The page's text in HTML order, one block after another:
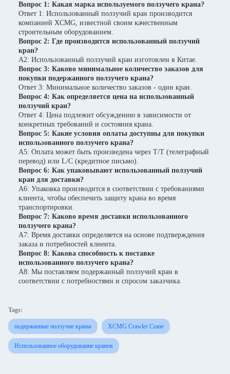
Вопрос 1: Какая марка используемого ползучего крана?
Ответ 1: Использованный ползучий кран производится
компанией XCMG, известной своим качественным
строительным оборудованием.
Вопрос 2: Где производится использованный ползучий
кран?
A2: Использованный ползучий кран изготовлен в Китае.
Вопрос 3: Каково минимальное количество заказов для
покупки подержанного ползучего крана?
Ответ 3: Минимальное количество заказов - один кран.
Вопрос 4: Как определяется цена на использованный
ползучий кран?
Ответ 4: Цена подлежит обсуждению в зависимости от
конкретных требований и состояния крана.
Вопрос 5: Какие условия оплаты доступны для покупки
использованного ползучего крана?
A5: Оплата может быть произведена через T/T (телеграфный
перевод) или L/C (кредитное письмо).
Вопрос 6: Как упаковывают использованный ползучий
кран для доставки?
A6: Упаковка производится в соответствии с требованиями
клиента, чтобы обеспечить защиту крана во время
транспортировки.
Вопрос 7: Каково время доставки использованного
ползучего крана?
A7: Время доставки определяется на основе подтверждения
заказа и потребностей клиента.
Вопрос 8: Какова способность к поставке
использованного ползучего крана?
A8: Мы поставляем подержанный ползучий кран в
соответствии с потребностями и спросом заказчика.
Tags:
подержанные ползучие краны XCMG Crawler Crane
Использованное оборудование кранов